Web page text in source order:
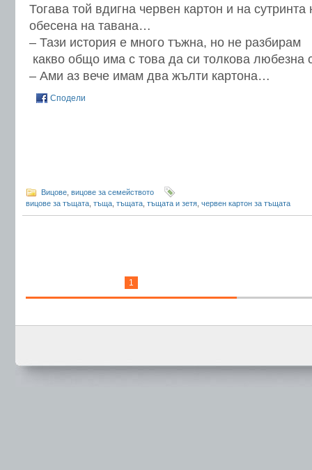
Тогава той вдигна червен картон и на сутринта
обесена на тавана…
– Тази история е много тъжна, но не разбирам
какво общо има с това да си толкова любезна
– Ами аз вече имам два жълти картона…
Сподели
Вицове вицове за семейството
вицове за тъщата тъща тъщата тъщата и зетя червен картон за тъщата
1